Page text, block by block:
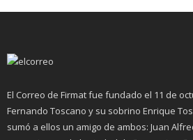
El Correo de Firmat fue fundado el 11 de
Fernando Toscano y su sobrino Enrique
sumó a ellos un amigo de ambos: Juan